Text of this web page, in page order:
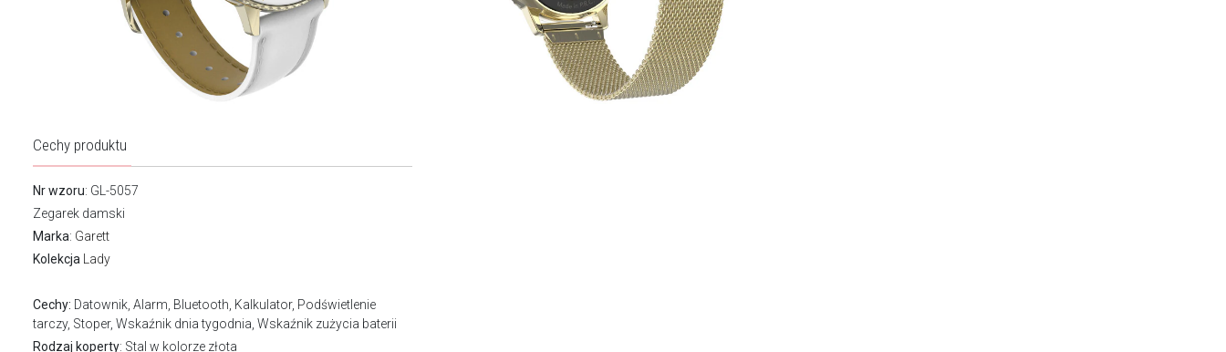
Cechy produktu
Nr wzoru: GL-5057
Zegarek damski
Marka: Garett
Kolekcja Lady
Cechy: Datownik, Alarm, Bluetooth, Kalkulator, Podświetlenie
tarczy, Stoper, Wskaźnik dnia tygodnia, Wskaźnik zużycia baterii
Rodzaj koperty: Stal w kolorze złota